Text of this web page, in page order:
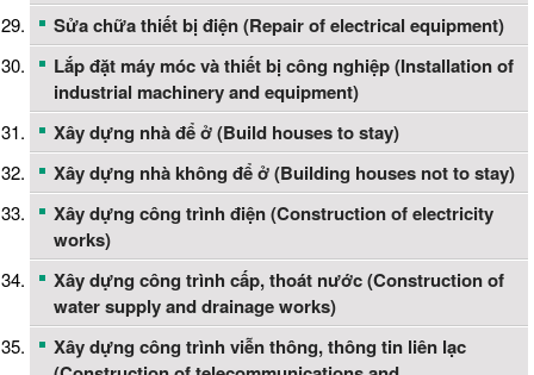
Sửa chữa thiết bị điện (Repair of electrical equipment)
Lắp đặt máy móc và thiết bị công nghiệp (Installation of
industrial machinery and equipment)
Xây dựng nhà để ở (Build houses to stay)
Xây dựng nhà không để ở (Building houses not to stay)
Xây dựng công trình điện (Construction of electricity
works)
Xây dựng công trình cấp, thoát nước (Construction of
water supply and drainage works)
Xây dựng công trình viễn thông, thông tin liên lạc